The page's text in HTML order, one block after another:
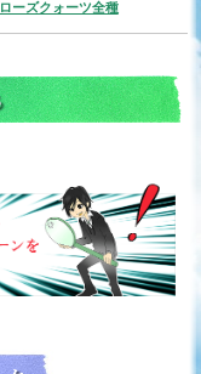
ローズクォーツ全種